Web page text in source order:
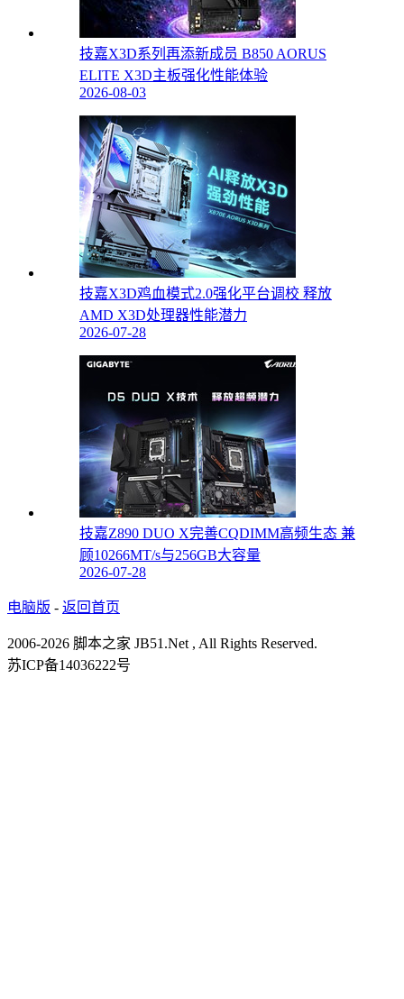
技嘉X3D系列再添新成员 B850 AORUS
ELITE X3D主板强化性能体验
2026-08-03
技嘉X3D鸡血模式2.0强化平台调校 释放
AMD X3D处理器性能潜力
2026-07-28
技嘉Z890 DUO X完善CQDIMM高频生态 兼
顾10266MT/s与256GB大容量
2026-07-28
电脑版 - 返回首页
2006-2026 脚本之家 JB51.Net , All Rights Reserved.
苏ICP备14036222号